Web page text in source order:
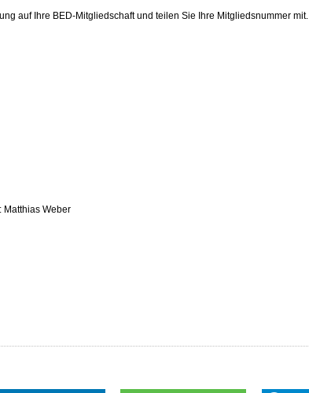
auf Ihre BED-Mitgliedschaft und teilen Sie Ihre Mitgliedsnummer mit.
Weber